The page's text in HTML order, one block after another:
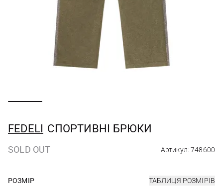
FEDELI СПОРТИВНІ БРЮКИ
SOLD OUT Артикул: 748600
РОЗМІР ТАБЛИЦЯ РОЗМІРІВ